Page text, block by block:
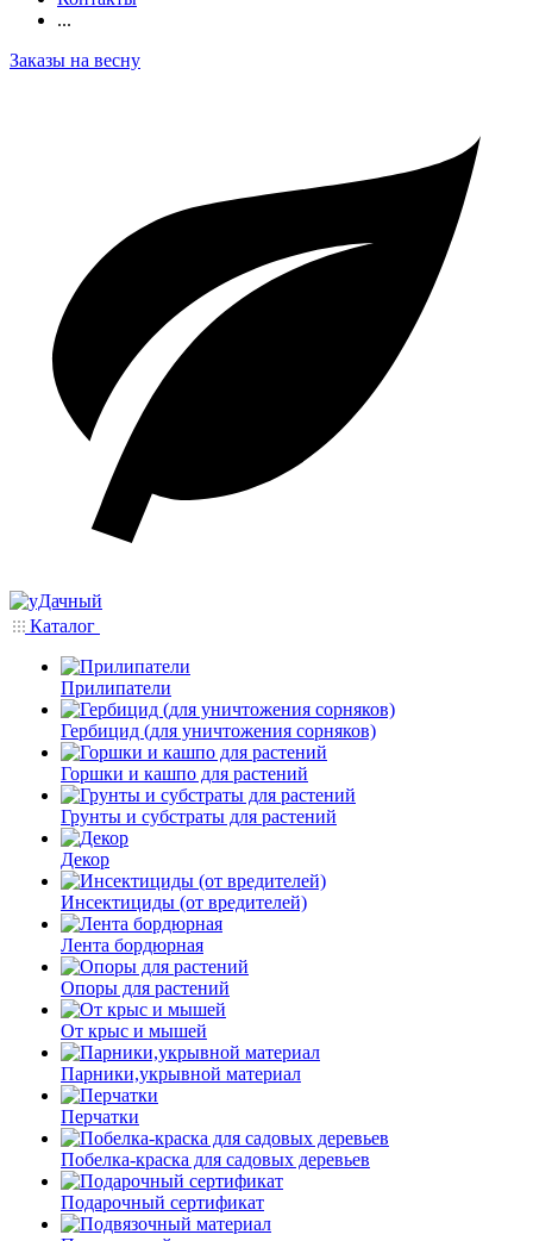
...
Заказы на весну
Каталог
Прилипатели
Гербицид (для уничтожения сорняков)
Горшки и кашпо для растений
Грунты и субстраты для растений
Декор
Инсектициды (от вредителей)
Лента бордюрная
Опоры для растений
От крыс и мышей
Парники,укрывной материал
Перчатки
Побелка-краска для садовых деревьев
Подарочный сертификат